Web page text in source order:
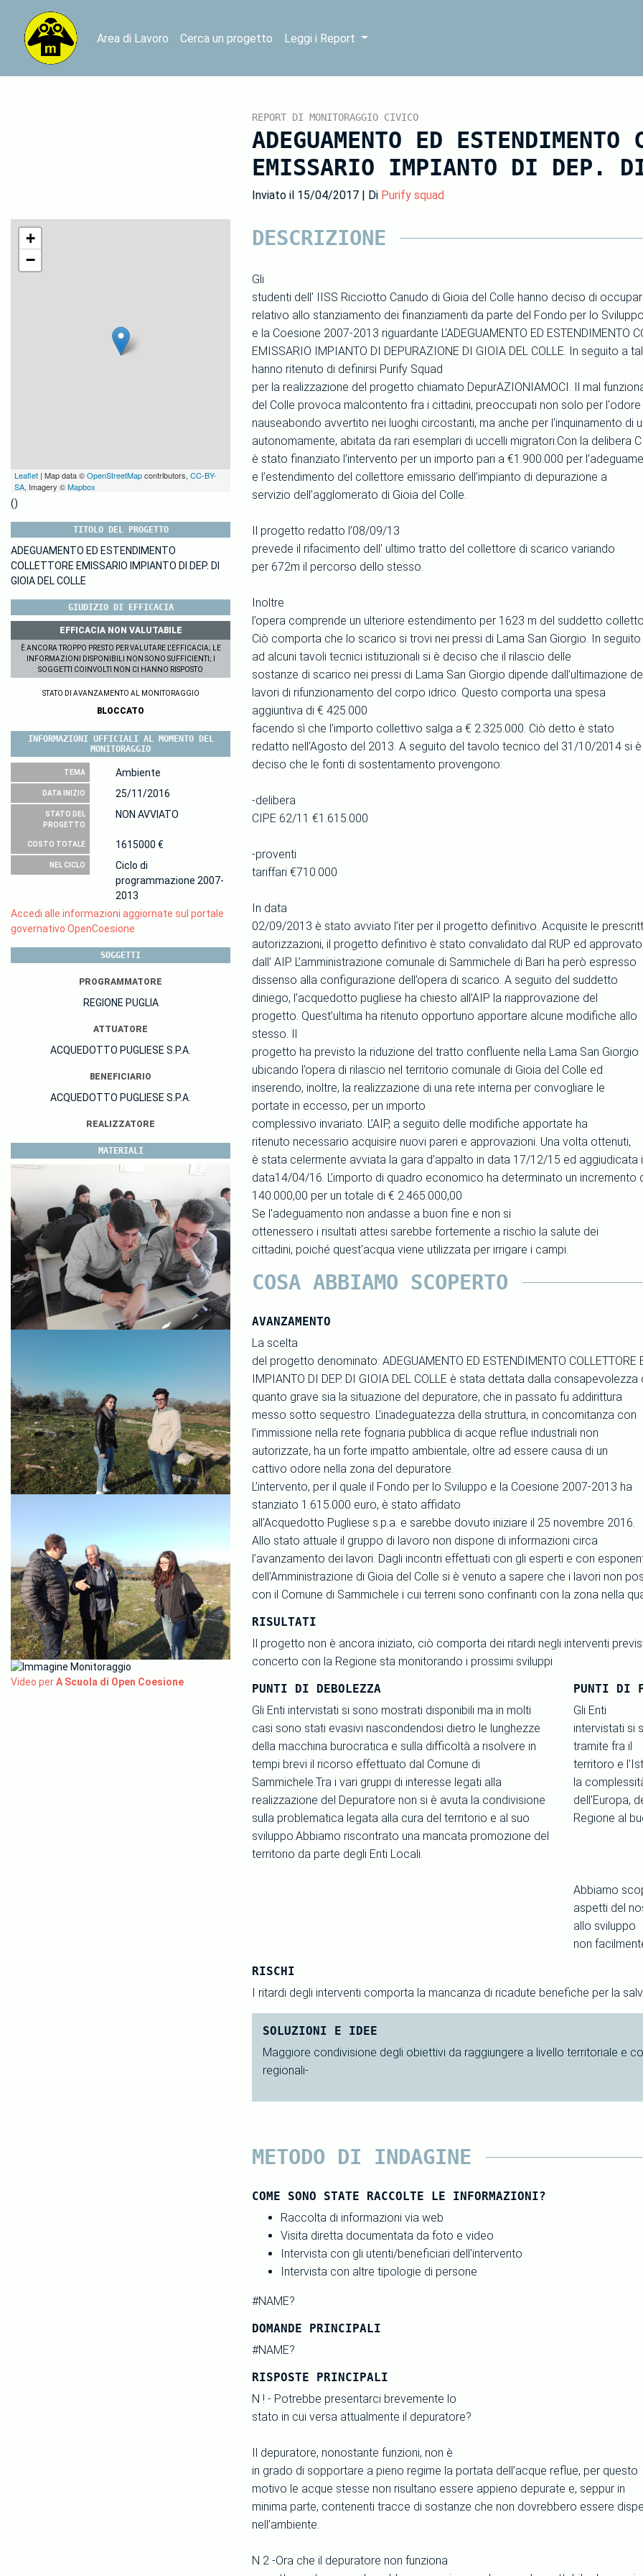
Area di Lavoro Cerca un progetto Leggi i Report
REPORT DI MONITORAGGIO CIVICO
ADEGUAMENTO ED ESTENDIMENTO
EMISSARIO IMPIANTO DI DEP.
Inviato il 15/04/2017 | Di Purify squad
+
−
Leaflet | Map data ©OpenStreetMapcontributors, CC-BY-
SA, Imagery ©Mapbox
()
TITOLO DEL PROGETTO
ADEGUAMENTO ED ESTENDIMENTO
COLLETTORE EMISSARIO IMPIANTO DI DEP. DI
GIOIA DEL COLLE
GIUDIZIO DI EFFICACIA
EFFICACIA NON VALUTABILE
È ANCORA TROPPO PRESTO PER VALUTARE L'EFFICACIA; LE
INFORMAZIONI DISPONIBILI NON SONO SUFFICIENTI; I
SOGGETTI COINVOLTI NON CI HANNO RISPOSTO
STATO DI AVANZAMENTO AL MONITORAGGIO
BLOCCATO
INFORMAZIONI UFFICIALI AL MOMENTO DEL
MONITORAGGIO
TEMA Ambiente
DATA INIZIO 25/11/2016
STATO DEL
PROGETTO
NON AVVIATO
COSTO TOTALE 1615000 €
NEL CICLO
Ciclo di
programmazione 2007-
2013
Accedi alle informazioni aggiornate sul portale
governativo OpenCoesione
SOGGETTI
PROGRAMMATORE
REGIONE PUGLIA
ATTUATORE
ACQUEDOTTO PUGLIESE S.P.A.
BENEFICIARIO
ACQUEDOTTO PUGLIESE S.P.A.
REALIZZATORE
MATERIALI
Video perA Scuola di Open Coesione
DESCRIZIONE
Gli
studenti dell’ IISS Ricciotto Canudo di Gioia del Colle hanno deciso di
relativo allo stanziamento dei finanziamenti da parte del Fondo per lo
e la Coesione 2007-2013 riguardante L'ADEGUAMENTO ED ESTENDIMENTO
EMISSARIO IMPIANTO DI DEPURAZIONE DI GIOIA DEL COLLE. In seguito a
hanno ritenuto di definirsi Purify Squad
per la realizzazione del progetto chiamato DepurAZIONIAMOCI. Il mal
del Colle provoca malcontento fra i cittadini, preoccupati non solo per l'odore
nauseabondo avvertito nei luoghi circostanti, ma anche per l'inquinamento di
autonomamente, abitata da rari esemplari di uccelli migratori.Con la delibera
è stato finanziato l’intervento per un importo pari a €1.900.000 per
e l’estendimento del collettore emissario dell’impianto di depurazione a
servizio dell’agglomerato di Gioia del Colle.
Il progetto redatto l’08/09/13
prevede il rifacimento dell’ ultimo tratto del collettore di scarico variando
per 672m il percorso dello stesso.
Inoltre
l’opera comprende un ulteriore estendimento per 1623 m del suddetto
Ciò comporta che lo scarico si trovi nei pressi di Lama San Giorgio. In seguito
ad alcuni tavoli tecnici istituzionali si è deciso che il rilascio delle
sostanze di scarico nei pressi di Lama San Giorgio dipende dall’ultimazione
lavori di rifunzionamento del corpo idrico. Questo comporta una spesa
aggiuntiva di € 425.000
facendo sì che l’importo collettivo salga a € 2.325.000. Ciò detto è stato
redatto nell’Agosto del 2013. A seguito del tavolo tecnico del 31/10/2014 si è
deciso che le fonti di sostentamento provengono:
-delibera
CIPE 62/11 €1.615.000
-proventi
tariffari €710.000
In data
02/09/2013 è stato avviato l’iter per il progetto definitivo. Acquisite le
autorizzazioni, il progetto definitivo è stato convalidato dal RUP ed approvato
dall’ AIP. L’amministrazione comunale di Sammichele di Bari ha però espresso
dissenso alla configurazione dell’opera di scarico. A seguito del suddetto
diniego, l’acquedotto pugliese ha chiesto all’AIP la riapprovazione del
progetto. Quest’ultima ha ritenuto opportuno apportare alcune modifiche allo
stesso. Il
progetto ha previsto la riduzione del tratto confluente nella Lama San Giorgio
ubicando l’opera di rilascio nel territorio comunale di Gioia del Colle ed
inserendo, inoltre, la realizzazione di una rete interna per convogliare le
portate in eccesso, per un importo
complessivo invariato. L’AIP, a seguito delle modifiche apportate ha
ritenuto necessario acquisire nuovi pareri e approvazioni. Una volta ottenuti,
è stata celermente avviata la gara d’appalto in data 17/12/15 ed aggiudicata
data14/04/16. L’importo di quadro economico ha determinato un incremento
140.000,00 per un totale di € 2.465.000,00
Se l'adeguamento non andasse a buon fine e non si
ottenessero i risultati attesi sarebbe fortemente a rischio la salute dei
cittadini, poiché quest'acqua viene utilizzata per irrigare i campi.
COSA ABBIAMO SCOPERTO
AVANZAMENTO
La scelta
del progetto denominato: ADEGUAMENTO ED ESTENDIMENTO COLLETTORE
IMPIANTO DI DEP. DI GIOIA DEL COLLE è stata dettata dalla consapevolezza
quanto grave sia la situazione del depuratore, che in passato fu addirittura
messo sotto sequestro. L’inadeguatezza della struttura, in concomitanza con
l’immissione nella rete fognaria pubblica di acque reflue industriali non
autorizzate, ha un forte impatto ambientale, oltre ad essere causa di un
cattivo odore nella zona del depuratore.
L’intervento, per il quale il Fondo per lo Sviluppo e la Coesione 2007-2013 ha
stanziato 1.615.000 euro, è stato affidato
all’Acquedotto Pugliese s.p.a. e sarebbe dovuto iniziare il 25 novembre 2016.
Allo stato attuale il gruppo di lavoro non dispone di informazioni circa
l’avanzamento dei lavori. Dagli incontri effettuati con gli esperti e con
dell'Amministrazione di Gioia del Colle si è venuto a sapere che i lavori non
con il Comune di Sammichele i cui terreni sono confinanti con la zona nella
RISULTATI
Il progetto non è ancora iniziato, ciò comporta dei ritardi negli interventi
concerto con la Regione sta monitorando i prossimi sviluppi
PUNTI DI DEBOLEZZA
Gli Enti intervistati si sono mostrati disponibili ma in molti
casi sono stati evasivi nascondendosi dietro le lunghezze
della macchina burocratica e sulla difficoltà a risolvere in
tempi brevi il ricorso effettuato dal Comune di
Sammichele.Tra i vari gruppi di interesse legati alla
realizzazione del Depuratore non si è avuta la condivisione
sulla problematica legata alla cura del territorio e al suo
sviluppo.Abbiamo riscontrato una mancata promozione del
territorio da parte degli Enti Locali.
PUNTI DI
Gli Enti
intervistati si
tramite fra il
territoro e
la
dell'Europa,
Regione al
Abbiamo
aspetti del
allo sviluppo
non
RISCHI
I ritardi degli interventi comporta la mancanza di ricadute benefiche per la
SOLUZIONI E IDEE
Maggiore condivisione degli obiettivi da raggiungere a livello territoriale e
regionali-
METODO DI INDAGINE
COME SONO STATE RACCOLTE LE INFORMAZIONI?
Raccolta di informazioni via web
Visita diretta documentata da foto e video
Intervista con gli utenti/beneficiari dell'intervento
Intervista con altre tipologie di persone
#NAME?
DOMANDE PRINCIPALI
#NAME?
RISPOSTE PRINCIPALI
N ! - Potrebbe presentarci brevemente lo
stato in cui versa attualmente il depuratore?
Il depuratore, nonostante funzioni, non è
in grado di sopportare a pieno regime la portata dell’acque reflue, per questo
motivo le acque stesse non risultano essere appieno depurate e, seppur in
minima parte, contenenti tracce di sostanze che non dovrebbero essere
nell’ambiente.
N 2 -Ora che il depuratore non funziona